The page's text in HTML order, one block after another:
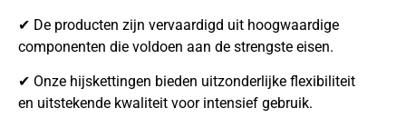
✔ De producten zijn vervaardigd uit hoogwaardige
componenten die voldoen aan de strengste eisen.
✔ Onze hijskettingen bieden uitzonderlijke flexibiliteit
en uitstekende kwaliteit voor intensief gebruik.